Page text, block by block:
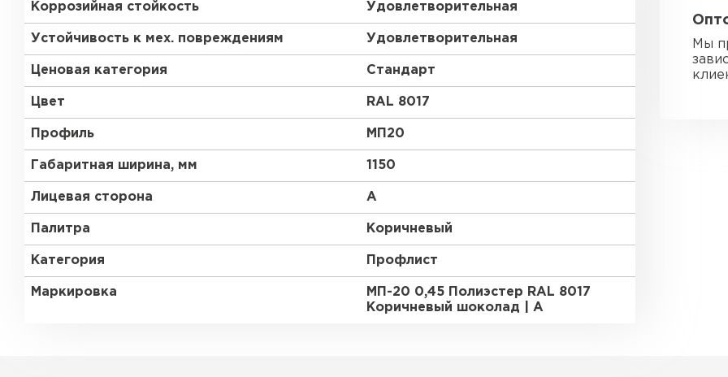
Коррозийная стойкость Удовлетворительная
Устойчивость к мех. повреждениям Удовлетворительная
Ценовая категория Стандарт
Цвет RAL 8017
Профиль МП20
Габаритная ширина, мм 1150
Лицевая сторона A
Палитра Коричневый
Категория Профлист
Маркировка
МП-20 0,45 Полиэстер RAL 8017
Коричневый шоколад | A
Мы
ПЕРЕЙТИ